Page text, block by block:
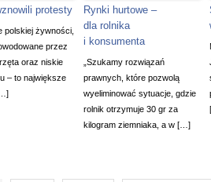
protesty
polskiej żywności,
przez
oraz niskie
– to największe
Rynki hurtowe –
dla rolnika
i konsumenta
„Szukamy rozwiązań
prawnych, które pozwolą
wyeliminować sytuacje, gdzie
rolnik otrzymuje 30 gr za
kilogram ziemniaka, a w […]